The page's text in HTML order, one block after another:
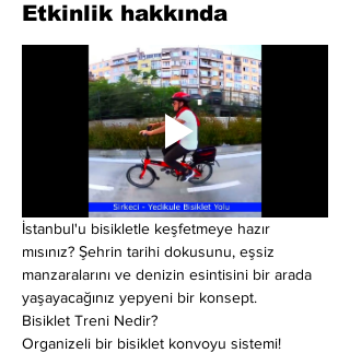
Etkinlik hakkında
İstanbul'u bisikletle keşfetmeye hazır
mısınız? Şehrin tarihi dokusunu, eşsiz
manzaralarını ve denizin esintisini bir arada
yaşayacağınız yepyeni bir konsept.
Bisiklet Treni Nedir?
Organizeli bir bisiklet konvoyu sistemi!